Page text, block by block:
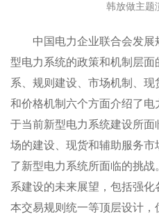
韩放做主题
中国电力企业联合会发
型电力系统的政策和机制层
系、规则建设、市场机制、
和价格机制六个方面介绍了
于当前新型电力系统建设所
场的建设、现货和辅助服务
了新型电力系统所面临的挑
系建设的未来展望，包括强
本交易规则统一等顶层设计